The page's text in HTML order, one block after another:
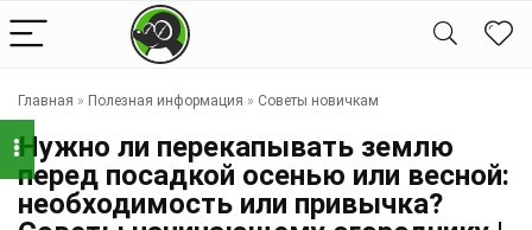
Главная » Полезная информация » Советы новичкам
Нужно ли перекапывать землю
перед посадкой осенью или весной:
необходимость или привычка?